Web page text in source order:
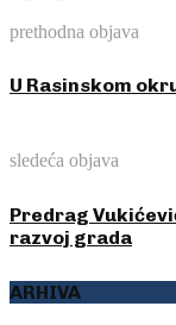
prethodna objava
U Rasinskom
sledeća objava
Predrag
razvoj grada
ARHIVA